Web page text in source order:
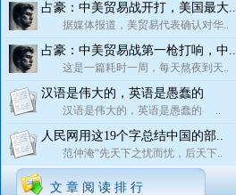
占豪：中美贸易战开打，美国最大..
据媒体报道，美贸易代表确认对华..
占豪：中美贸易战第一枪打响，中..
这是一篇耗时一周，每天熬夜到天..
汉语是伟大的，英语是愚蠢的
汉语是伟大的，英语是愚蠢的 ..
人民网用这19个字总结中国的部..
范仲淹“先天下之忧而忧，后天下..
文 章 阅 读 排 行